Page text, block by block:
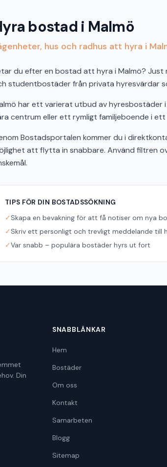
bostad i Malmö
hus och radhus att hyra i
du efter en bostad att hyra i Malmö? Just
studentbostäder från privata hyresvärdar
har ett varierat utbud av hyresbostäder
centrum eller ett rymligt familjeboende i
Bostadsportalen kommer du i
att flytta in snabbare. Använd filtren
TIPS FÖR DIN BOSTADSSÖKNING
✓Skapa en bevakning för att få notiser om nya
✓Skriv ett personligt och trevligt meddelande till
✓Var snabb – populära bostäder hyrs ut fort
Din
SNABBLÄNKAR
Hem
Bostäder
Om oss
Kontakt
Samarbeten
Blogg
Sitemap